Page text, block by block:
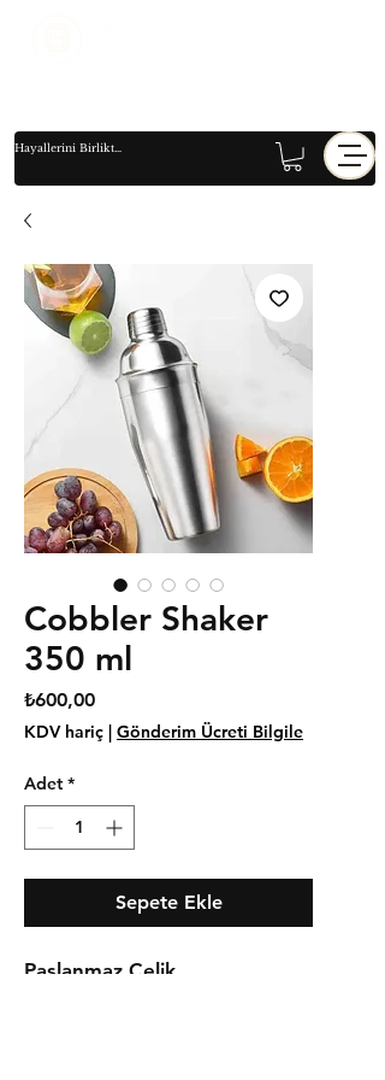
Cobbler Shaker
350 ml
₺600,00Fiyat
KDV hariç | Gönderim Ücreti Bilgile
Adet *
Sepete Ekle
Paslanmaz Çelik